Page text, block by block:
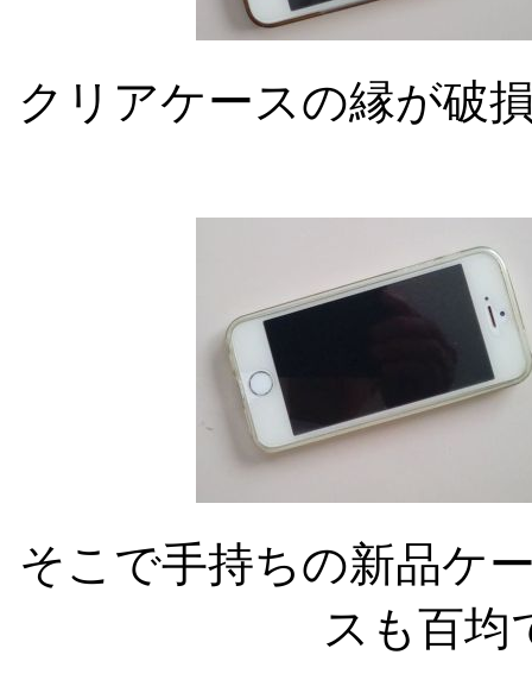
クリアケースの縁が破
そこで手持ちの新品ケ
スも百均